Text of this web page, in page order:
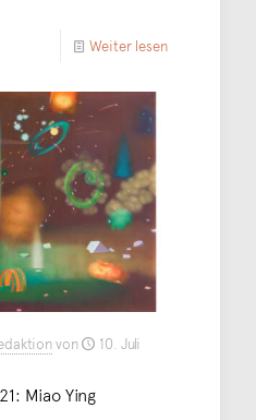
Weiter lesen
von
10. Juli
Miao Ying